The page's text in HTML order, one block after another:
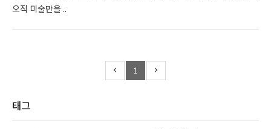
오직 미술만을 ..
1
태그